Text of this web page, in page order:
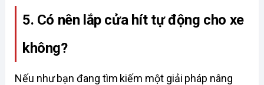
5. Có nên lắp cửa hít tự động cho xe
không?
Nếu như bạn đang tìm kiếm một giải pháp nâng